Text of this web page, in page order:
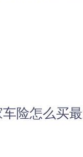
车险怎么买